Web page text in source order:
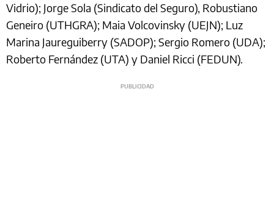
Vidrio); Jorge Sola (Sindicato del Seguro), Robustiano
Geneiro (UTHGRA); Maia Volcovinsky (UEJN); Luz
Marina Jaureguiberry (SADOP); Sergio Romero (UDA);
Roberto Fernández (UTA) y Daniel Ricci (FEDUN).